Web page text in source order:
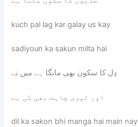
kuch pal lag kar galay us kay
sadiyoun ka sakun milta hai
دِل کا سکون بھی مانگا ہے میں نے
اور تیری چاہت بھی کی ہے
dil ka sakon bhi manga hai main nay